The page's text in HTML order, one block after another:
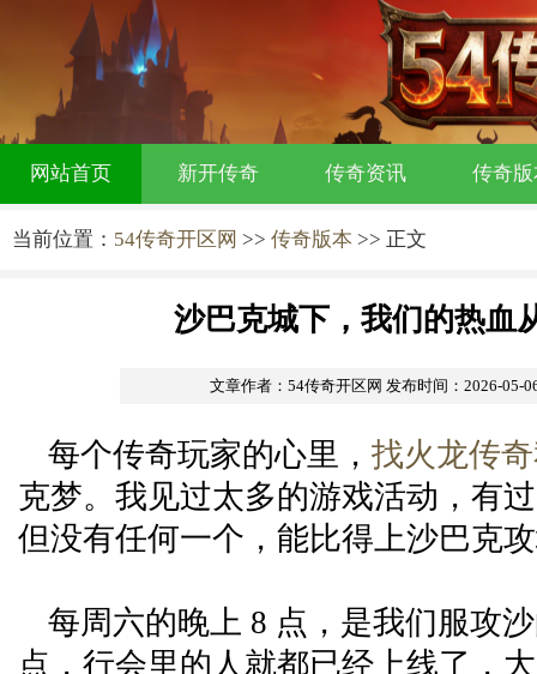
网站首页 新开传奇 传奇资讯 传奇
当前位置： 54传奇开区网 >> 传奇版本 >> 正文
沙巴克城下，我们的热血
文章作者：54传奇开区网 发布时间：2026-05-
每个传奇玩家的心里， 找火龙传
克梦。我见过太多的游戏活动，有
但没有任何一个，能比得上沙巴克
每周六的晚上 8 点，是我们服攻
点，行会里的人就都已经上线了，